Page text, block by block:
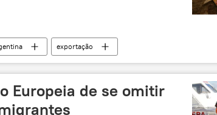
exportação
Rússia
Europeia de se omitir